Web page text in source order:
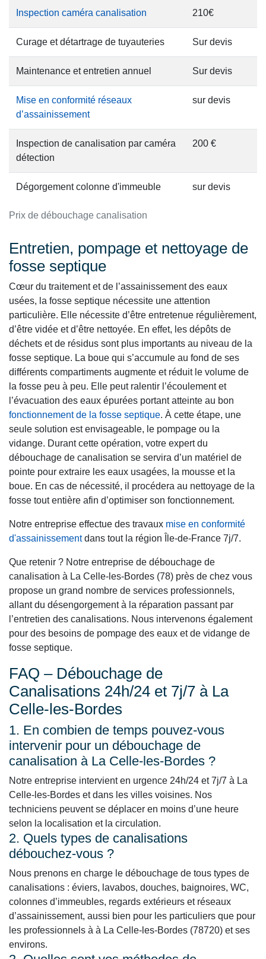
Prix de débouchage canalisation
Inspection caméra canalisation 210€
Curage et détartrage de tuyauteries Sur devis
Maintenance et entretien annuel Sur devis
Mise en conformité réseaux
d’assainissement
sur devis
Inspection de canalisation par caméra
détection
200 €
Dégorgement colonne d'immeuble sur devis
Entretien, pompage et nettoyage de
fosse septique
Cœur du traitement et de l’assainissement des eaux
usées, la fosse septique nécessite une attention
particulière. Elle nécessite d’être entretenue régulièrement,
d’être vidée et d’être nettoyée. En effet, les dépôts de
déchets et de résidus sont plus importants au niveau de la
fosse septique. La boue qui s’accumule au fond de ses
différents compartiments augmente et réduit le volume de
la fosse peu à peu. Elle peut ralentir l’écoulement et
l’évacuation des eaux épurées portant atteinte au bon
fonctionnement de la fosse septique. À cette étape, une
seule solution est envisageable, le pompage ou la
vidange. Durant cette opération, votre expert du
débouchage de canalisation se servira d’un matériel de
pointe pour extraire les eaux usagées, la mousse et la
boue. En cas de nécessité, il procédera au nettoyage de la
fosse tout entière afin d’optimiser son fonctionnement.
Notre entreprise effectue des travaux mise en conformité
d'assainissementdans tout la région Île-de-France 7j/7.
Que retenir ? Notre entreprise de débouchage de
canalisation à La Celle-les-Bordes (78) près de chez vous
propose un grand nombre de services professionnels,
allant du désengorgement à la réparation passant par
l’entretien des canalisations. Nous intervenons également
pour des besoins de pompage des eaux et de vidange de
fosse septique.
FAQ – Débouchage de
Canalisations 24h/24 et 7j/7 à La
Celle-les-Bordes
1. En combien de temps pouvez-vous
intervenir pour un débouchage de
canalisation à La Celle-les-Bordes ?
Notre entreprise intervient en urgence 24h/24 et 7j/7 à La
Celle-les-Bordes et dans les villes voisines. Nos
techniciens peuvent se déplacer en moins d’une heure
selon la localisation et la circulation.
2. Quels types de canalisations
débouchez-vous ?
Nous prenons en charge le débouchage de tous types de
canalisations : éviers, lavabos, douches, baignoires, WC,
colonnes d’immeubles, regards extérieurs et réseaux
d’assainissement, aussi bien pour les particuliers que pour
les professionnels à à La Celle-les-Bordes (78720) et ses
environs.